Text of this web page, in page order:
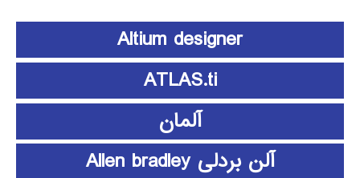
Altium designer
ATLAS.ti
آلمان
آلن بردلی Allen bradley